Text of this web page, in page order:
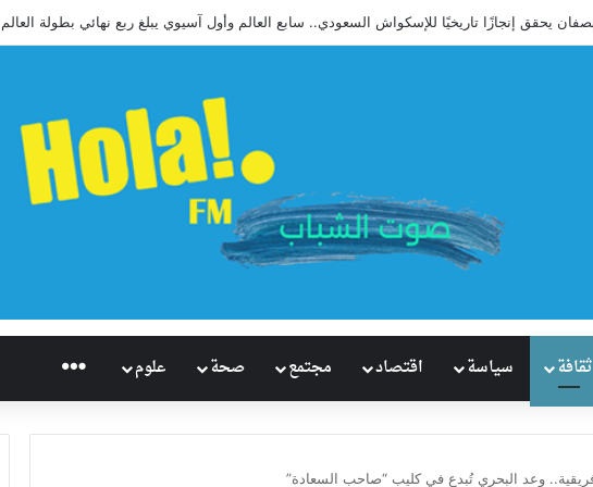
يحقق إنجازًا تاريخيًا للإسكواش السعودي.. سابع العالم وأول آسيوي يبلغ ربع نهائي بطولة
ثقافة سياسة اقتصاد مجتمع صحة علوم راديو هُلاَ‎
وعد البحري تُبدع في كليب “صاحب السعادة”